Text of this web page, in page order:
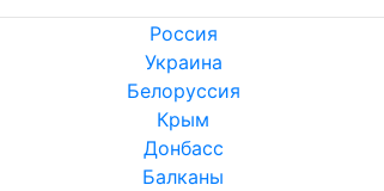
Россия
Украина
Белоруссия
Крым
Донбасс
Балканы